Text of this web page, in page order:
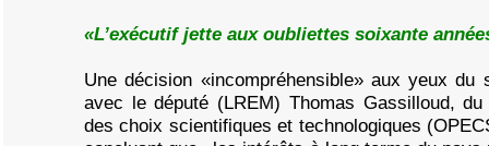
«L’exécutif jette aux oubliettes soixante
Une décision «incompréhensible» aux yeux du
avec le député (LREM) Thomas Gassilloud, du
des choix scientifiques et technologiques